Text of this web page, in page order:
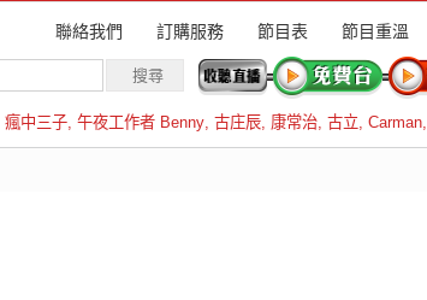
聯絡我們 訂購服務 節目表 節目重溫
瘋中三子, 午夜工作者 Benny, 古庄辰, 康常治, 古立, Carman,